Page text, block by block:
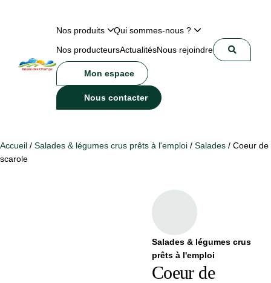
Nos produits
Qui sommes-nous ?
Nos producteursActualitésNous rejoindre
Mon espace
Nous contacter
Accueil / Salades & légumes crus prêts à l'emploi / Salades / Coeur de
scarole
Salades & légumes crus
prêts à l'emploi
Coeur de